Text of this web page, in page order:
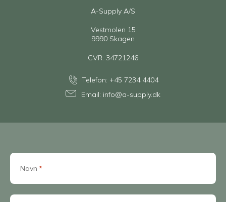
Navn *
A-Supply A/S
Vestmolen 15
9990 Skagen
CVR: 34721246
Telefon: +45 7234 4404
Email: info@a-supply.dk